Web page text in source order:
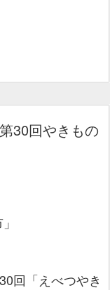
30回やきもの
回「えべつやき